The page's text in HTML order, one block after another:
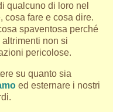
qualcuno di loro nel
cosa fare e cosa dire.
spaventosa perché
non si
pericolose.
su quanto sia
ed esternare i nostri